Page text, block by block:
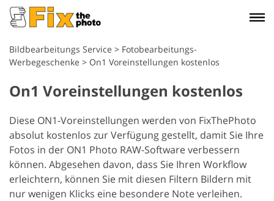
Bildbearbeitungs Service > Fotobearbeitungs-
Werbegeschenke > On1 Voreinstellungen kostenlos
On1 Voreinstellungen kostenlos
Diese ON1-Voreinstellungen werden von FixThePhoto
absolut kostenlos zur Verfügung gestellt, damit Sie Ihre
Fotos in der ON1 Photo RAW-Software verbessern
können. Abgesehen davon, dass Sie Ihren Workflow
erleichtern, können Sie mit diesen Filtern Bildern mit
nur wenigen Klicks eine besondere Note verleihen.